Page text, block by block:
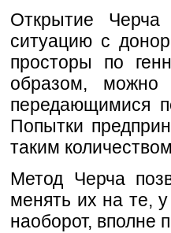
Открытие Черча
ситуацию с
просторы по
образом, можно
передающимися
Попытки
таким
Метод Черча
менять их на те,
наоборот, вполне